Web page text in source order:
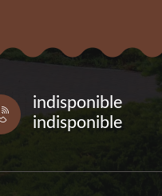
indisponible
indisponible